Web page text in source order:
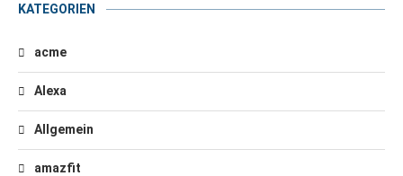
KATEGORIEN
acme
Alexa
Allgemein
amazfit